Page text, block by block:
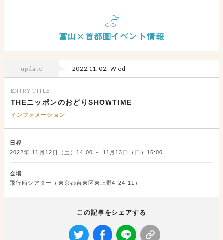
update 2022.11.02. Wed
ENTRY TITLE
THEニッポンのおどりSHOWTIME
インフォメーション
日程
2022年 11月12日（土）14:00 ～ 11月13日（日）16:00
会場
飛行船シアター（東京都台東区東上野4-24-11）
この記事をシェアする